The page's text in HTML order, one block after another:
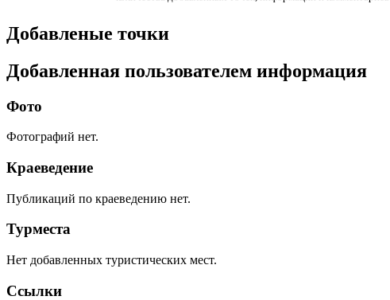
Добавленые точки
Добавленная пользователем информация
Фото
Фотографий нет.
Краеведение
Публикаций по краеведению нет.
Турместа
Нет добавленных туристических мест.
Ссылки